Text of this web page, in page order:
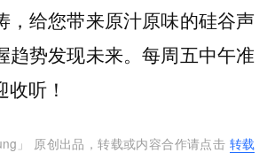
，给您带来原汁原味的硅谷声
趋势发现未来。每周五中午准
听！
」 原创出品，转载或内容合作请点击 转载